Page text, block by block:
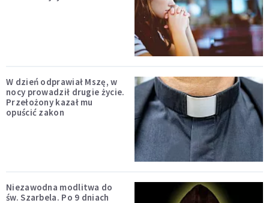
W dzień odprawiał Mszę, w
nocy prowadził drugie życie.
Przełożony kazał mu
opuścić zakon
Niezawodna modlitwa do
św. Szarbela. Po 9 dniach